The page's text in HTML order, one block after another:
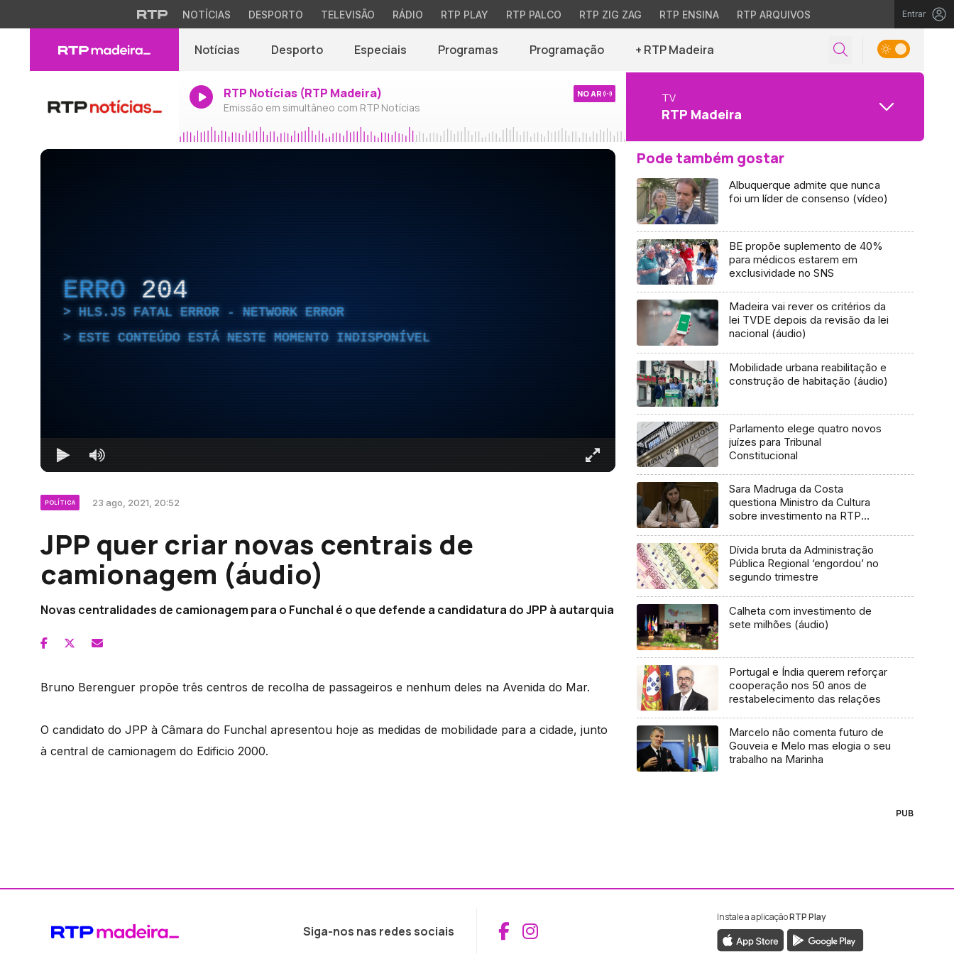
NOTÍCIAS DESPORTO TELEVISÃO RÁDIO RTP PLAY RTP PALCO RTP ZIG ZAG RTP ENSINA RTP ARQUIVOS Entrar
Notícias Desporto Especiais Programas Programação + RTP Madeira
RTP Notícias (RTP Madeira)
Emissão em simultâneo com RTP Notícias
NO AR TV
RTP Madeira
ERRO 204
HLS.JS FATAL ERROR - NETWORK ERROR
ESTE CONTEÚDO ESTÁ NESTE MOMENTO INDISPONÍVEL
POLÍTICA 23 ago, 2021, 20:52
JPP quer criar novas centrais de
camionagem (áudio)
Novas centralidades de camionagem para o Funchal é o que defende a candidatura do JPP à autarquia
Bruno Berenguer propõe três centros de recolha de passageiros e nenhum deles na Avenida do Mar.
O candidato do JPP à Câmara do Funchal apresentou hoje as medidas de mobilidade para a cidade, junto
à central de camionagem do Edificio 2000.
Pode também gostar
Albuquerque admite que nunca
foi um líder de consenso (vídeo)
BE propõe suplemento de 40%
para médicos estarem em
exclusividade no SNS
Madeira vai rever os critérios da
lei TVDE depois da revisão da lei
nacional (áudio)
Mobilidade urbana reabilitação e
construção de habitação (áudio)
Parlamento elege quatro novos
juízes para Tribunal
Constitucional
Sara Madruga da Costa
questiona Ministro da Cultura
sobre investimento na RTP
Dívida bruta da Administração
Pública Regional ‘engordou’ no
segundo trimestre
Calheta com investimento de
sete milhões (áudio)
Portugal e Índia querem reforçar
cooperação nos 50 anos de
restabelecimento das relações
Marcelo não comenta futuro de
Gouveia e Melo mas elogia o seu
trabalho na Marinha
PUB
Siga-nos nas redes sociais Aceder ao Facebook da RTP Madeira
Aceder ao Instagram da RTP Madeira
Instale a aplicaçãoRTP Play